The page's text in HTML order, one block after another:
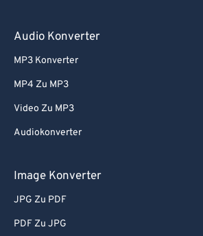
Audio Konverter
MP3 Konverter
MP4 Zu MP3
Video Zu MP3
Audiokonverter
Image Konverter
JPG Zu PDF
PDF Zu JPG